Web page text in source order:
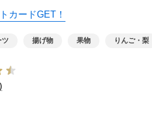
カードGET！
ツ 揚げ物 果物 りんご・梨